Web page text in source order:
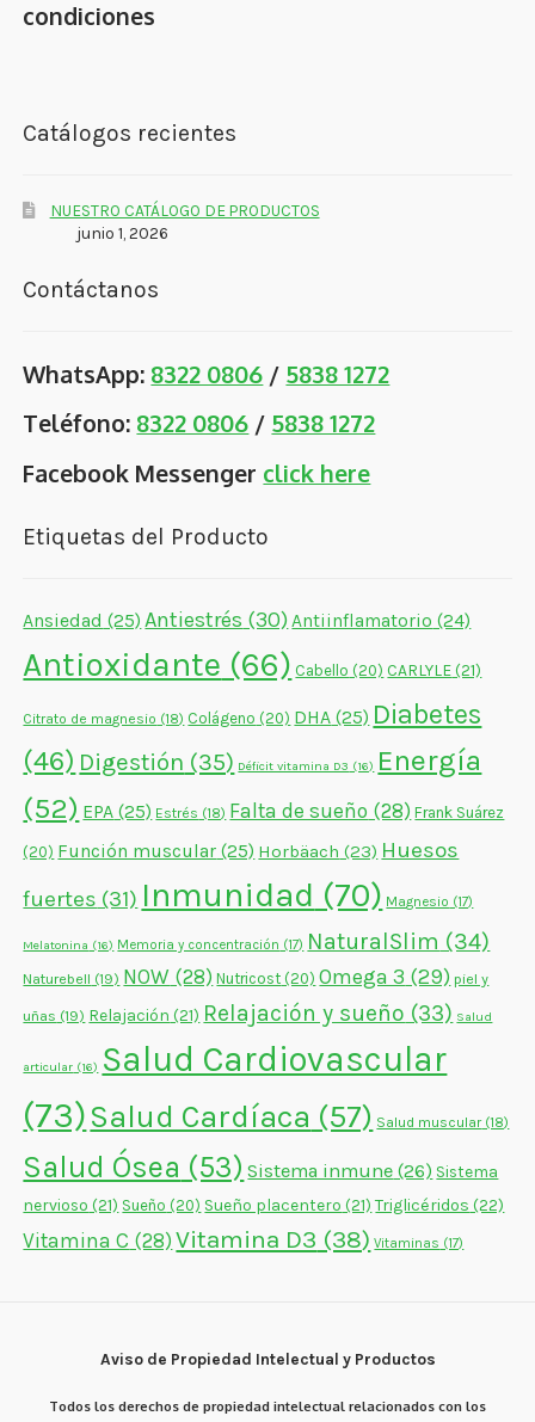
condiciones
Catálogos recientes
NUESTRO CATÁLOGO DE PRODUCTOS
junio 1, 2026
Contáctanos
WhatsApp: 8322 0806 / 5838 1272
Teléfono: 8322 0806 / 5838 1272
Facebook Messenger click here
Etiquetas del Producto
Ansiedad (25) Antiestrés (30) Antiinflamatorio (24)
Antioxidante (66) Cabello (20) CARLYLE(21)
Citrato de magnesio (18) Colágeno (20) DHA (25) Diabetes
(46) Digestión (35) Déficit vitamina D3 (16) Energía
(52) EPA (25) Estrés (18) Falta de sueño (28) Frank Suárez
(20) Función muscular (25) Horbäach (23) Huesos
fuertes (31) Inmunidad (70) Magnesio (17)
Melatonina (16) Memoria y concentración (17) NaturalSlim (34)
Naturebell (19) NOW (28) Nutricost (20) Omega 3 (29) piel y
uñas (19) Relajación (21) Relajación y sueño (33) Salud
articular (16) Salud Cardiovascular
(73)Salud Cardíaca (57) Salud muscular(18)
Salud Ósea (53) Sistema inmune (26) Sistema
nervioso (21) Sueño (20) Sueño placentero (21) Triglicéridos (22)
Vitamina C (28) Vitamina D3 (38) Vitaminas (17)
Aviso de Propiedad Intelectual y Productos
Todos los derechos de propiedad intelectual relacionados con los